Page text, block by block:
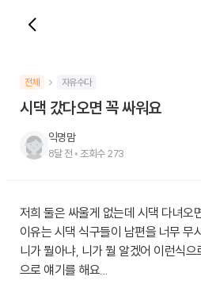
전체 자유수다
시댁 갔다오면 꼭 싸워요
익명맘
8달 전 • 조회수273
저희 둘은 싸울게 없는데 시댁 다녀오
이유는 시댁 식구들이 남편을 너무 무
니가 뭘아냐, 니가 뭘 알겠어 이런식
으로 얘기를 해요...